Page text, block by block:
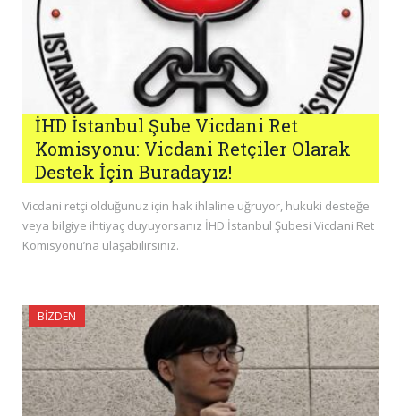
İHD İstanbul Şube Vicdani Ret
Komisyonu: Vicdani Retçiler Olarak
Destek İçin Buradayız!
Vicdani retçi olduğunuz için hak ihlaline uğruyor, hukuki desteğe
veya bilgiye ihtiyaç duyuyorsanız İHD İstanbul Şubesi Vicdani Ret
Komisyonu’na ulaşabilirsiniz.
BIZDEN